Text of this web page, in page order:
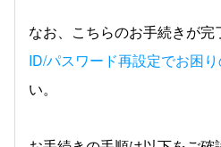
なお、こちらのお手続きが完
ID/パスワード再設定でお困
い。